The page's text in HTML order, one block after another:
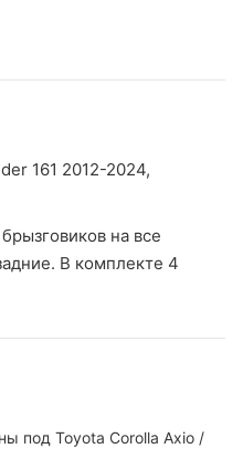
161 2012-2024,
на все
В комплекте 4
под Toyota Corolla Axio /